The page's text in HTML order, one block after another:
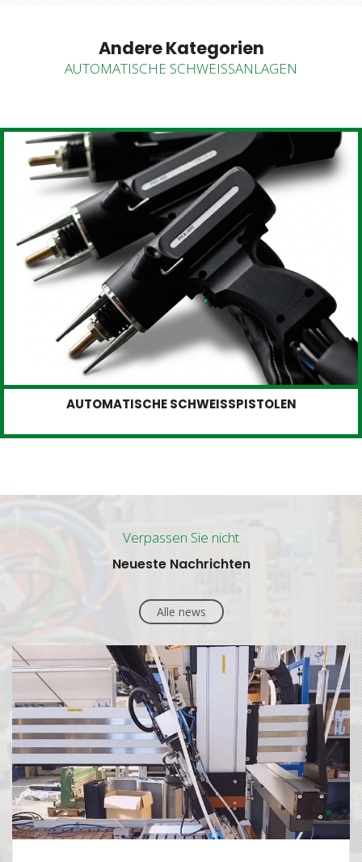
Andere Kategorien
AUTOMATISCHE SCHWEISSANLAGEN
AUTOMATISCHE SCHWEISSPISTOLEN
Verpassen Sie nicht
Neueste Nachrichten
Alle news